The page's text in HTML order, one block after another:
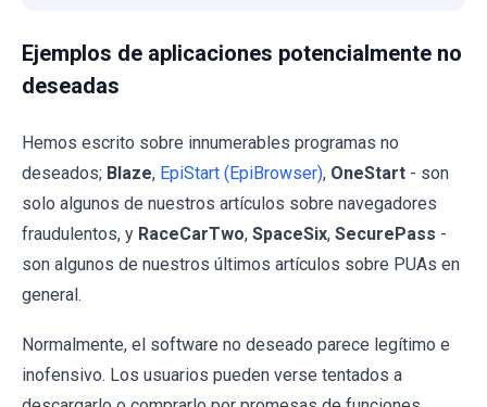
Ejemplos de aplicaciones potencialmente no
deseadas
Hemos escrito sobre innumerables programas no
deseados; Blaze, EpiStart (EpiBrowser), OneStart - son
solo algunos de nuestros artículos sobre navegadores
fraudulentos, y RaceCarTwo, SpaceSix, SecurePass -
son algunos de nuestros últimos artículos sobre PUAs en
general.
Normalmente, el software no deseado parece legítimo e
inofensivo. Los usuarios pueden verse tentados a